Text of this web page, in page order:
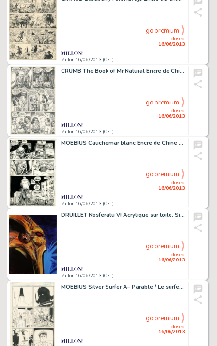
Millon 16/06/2013 (CET)
closed
16/06/2013
go premium
CRUMB The Book of Mr Natural Encre de Chine pour la planche 4 de l'épisode
Millon 16/06/2013 (CET)
closed
16/06/2013
go premium
MOEBIUS Cauchemar blanc Encre de Chine pour la planche 3 du récit éponyme
Millon 16/06/2013 (CET)
closed
16/06/2013
go premium
DRUILLET Nosferatu VI Acrylique sur toile. Signée 2010. 65x81 cm.
Millon 16/06/2013 (CET)
closed
16/06/2013
go premium
MOEBIUS Silver Surfer Â– Parable / Le surfer d'argent Encre de Chine pour
closed
16/06/2013
go premium